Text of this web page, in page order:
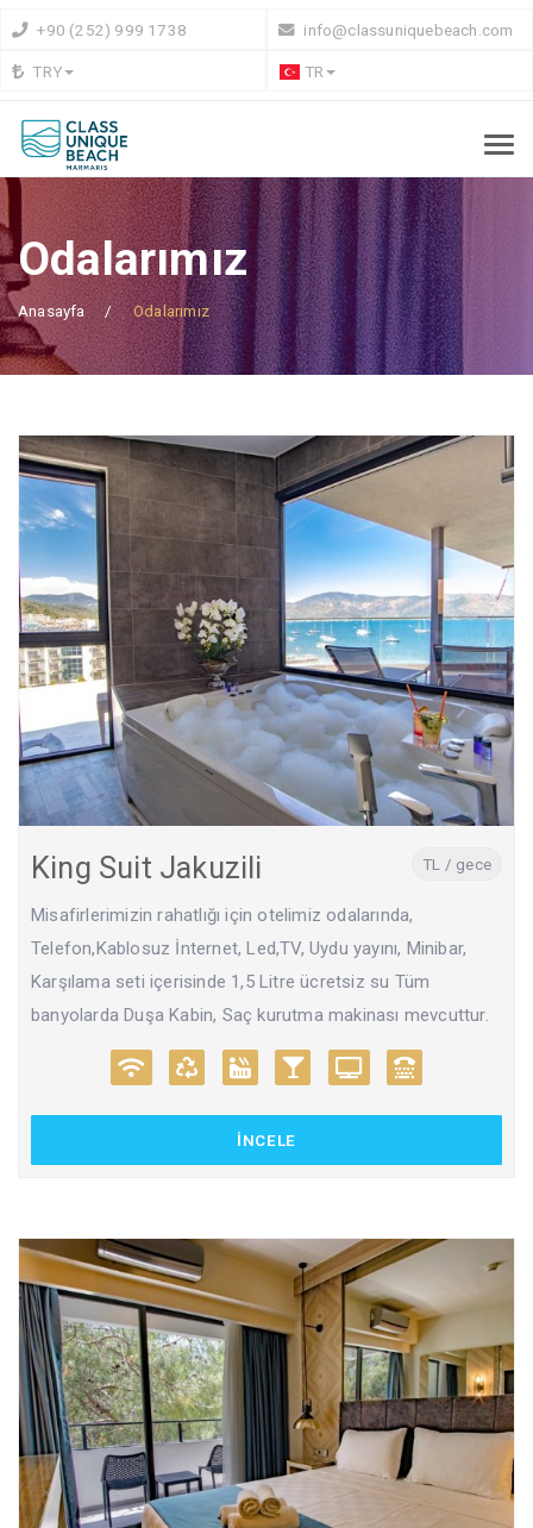
+90 (252) 999 1738 info@classuniquebeach.com
TRY TR
Odalarımız
Anasayfa Odalarımız
King Suit Jakuzili TL / gece
Misafirlerimizin rahatlığı için otelimiz odalarında,
Telefon,Kablosuz İnternet, Led,TV, Uydu yayını, Minibar,
Karşılama seti içerisinde 1,5 Litre ücretsiz su Tüm
banyolarda Duşa Kabin, Saç kurutma makinası mevcuttur.
İNCELE